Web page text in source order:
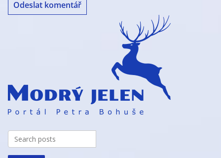
n
i
v